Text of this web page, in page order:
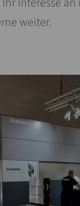
weiter.